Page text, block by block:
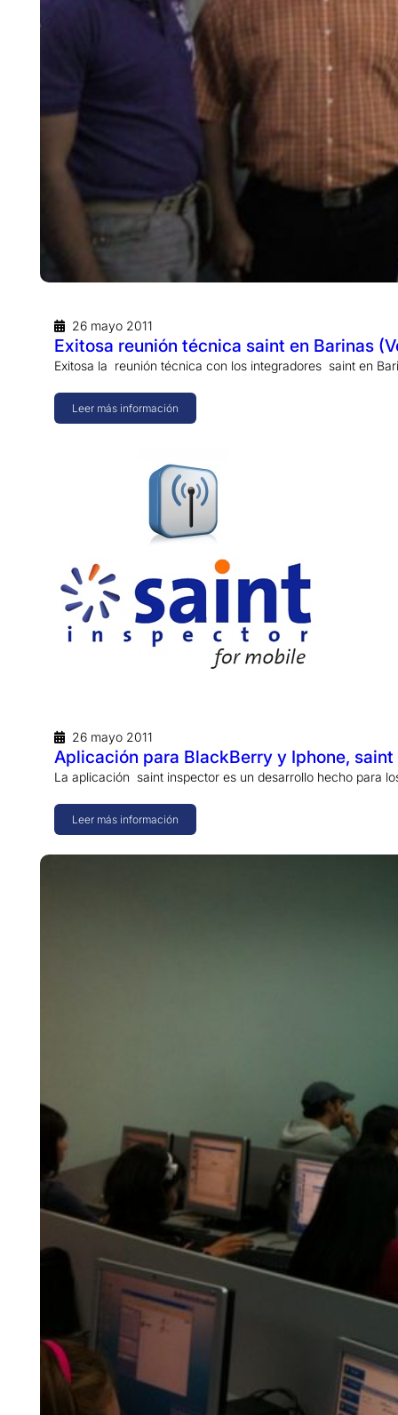
26 mayo 2011
Exitosa reunión técnica saint en Barinas
Exitosa la reunión técnica con los integradores saint en
Leer más información
26 mayo 2011
Aplicación para BlackBerry y Iphone,
La aplicación saint inspector es un desarrollo hecho para
Leer más información